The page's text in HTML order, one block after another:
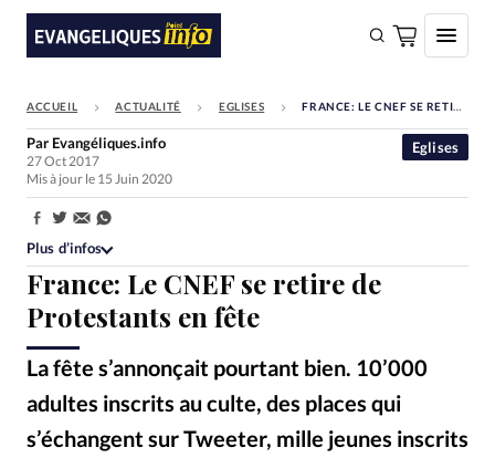
FAIRE UN DON
Faire un don
Société
Monde
Bible
Toute l'actualité
Se connecter
ACCUEIL ACTUALITÉ EGLISES FRANCE: LE CNEF SE RETIRE DE PROTESTANTS EN FÊTE
France: Le CNEF se retire de
Protestants en fête
La fête s’annonçait pourtant bien. 10’000
adultes inscrits au culte, des places qui
s’échangent sur Tweeter, mille jeunes inscrits
Eglises
Par Evangéliques.info
27 Oct 2017
Mis à jour le 15 Juin 2020
Partager:
Plus d’infos